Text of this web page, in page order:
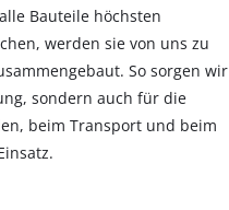
Bauteile höchsten
werden sie von uns zu
So sorgen wir
sondern auch für die
beim Transport und beim